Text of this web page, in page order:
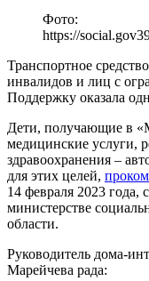
Фото:
https://
Транспортное
инвалидов и лиц с
Поддержку оказала
Дети, получающие в
медицинские услуги,
здравоохранения –
для этих целей,
14 февраля 2023 года,
министерстве
области.
Руководитель дома-
Марейчева рада: